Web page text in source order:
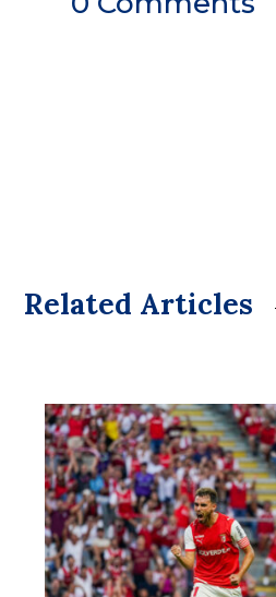
Related Articles